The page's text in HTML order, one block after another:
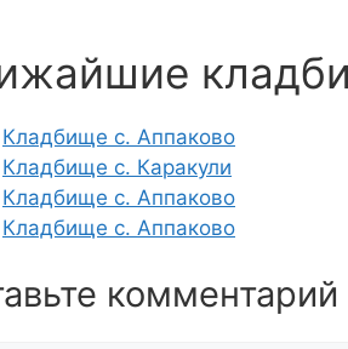
Кладбище с. Аппаково
Кладбище с. Каракули
Кладбище с. Аппаково
Кладбище с. Аппаково
комментарий